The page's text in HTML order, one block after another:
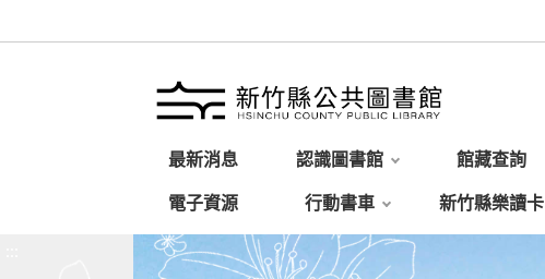
最新消息 認識圖書館 館藏查詢
電子資源 行動書車 新竹縣樂讀卡